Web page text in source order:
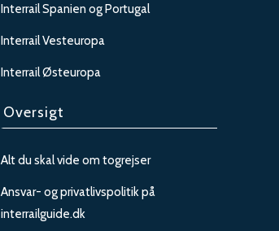
Interrail Spanien og Portugal
Interrail Vesteuropa
Interrail Østeuropa
Oversigt
Alt du skal vide om togrejser
Ansvar- og privatlivspolitik på
interrailguide.dk